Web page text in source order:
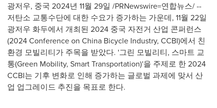
광저우, 중국 2024년 11월 29일 /PRNewswire=연합뉴스/ --
저탄소 교통수단에 대한 수요가 증가하는 가운데, 11월 22일
광저우 화두에서 개최된 2024 중국 자전거 산업 콘퍼런스
(2024 Conference on China Bicycle Industry, CCBI)에서 친
환경 모빌리티가 주목을 받았다. '그린 모빌리티, 스마트 교
통(Green Mobility, Smart Transportation)'을 주제로 한 2024
CCBI는 기후 변화로 인해 증가하는 글로벌 과제에 맞서 산
업 업그레이드 추진을 목표로 한다.